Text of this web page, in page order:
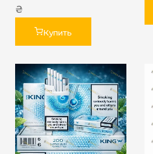
₴
Купить